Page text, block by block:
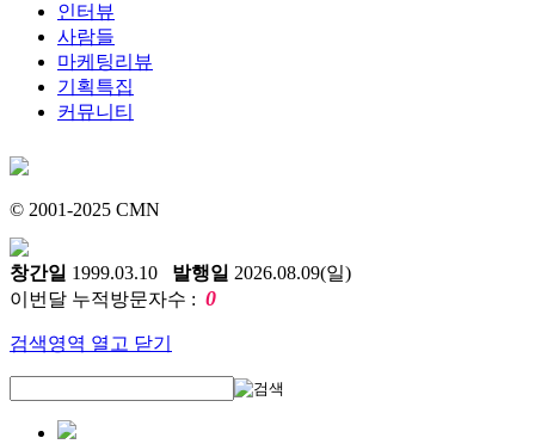
인터뷰
사람들
마케팅리뷰
기획특집
커뮤니티
© 2001-2025 CMN
창간일 1999.03.10 발행일 2026.08.09(일)
이번달 누적방문자수 : 0
검색영역 열고 닫기